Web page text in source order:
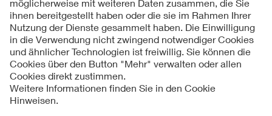
Kontakt
Impressum
Datenschutzinformationen
Cookie Hinweise